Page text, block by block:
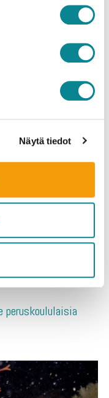
Näytä tiedot
jo lähes 5
peruskoululaisia